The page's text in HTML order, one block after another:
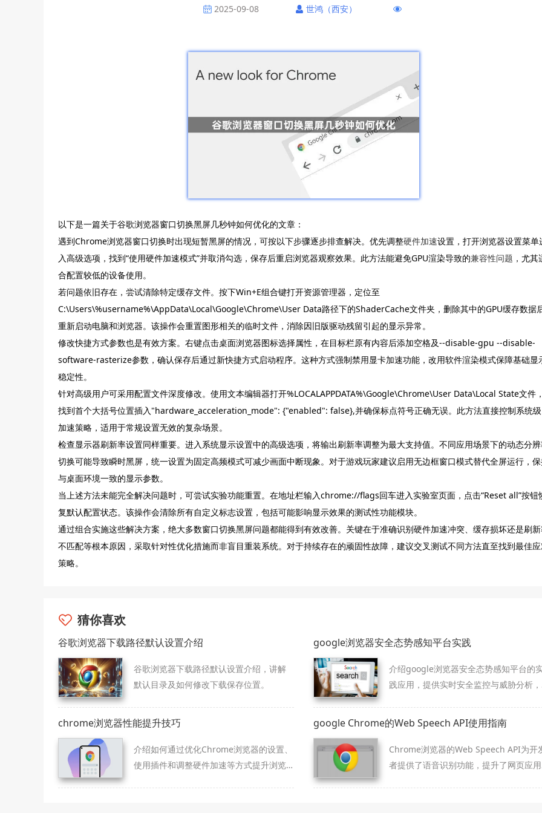
2025-09-08 世鸿（西安）
以下是一篇关于谷歌浏览器窗口切换黑屏几秒钟如何优化的文章：
遇到Chrome浏览器窗口切换时出现短暂黑屏的情况，可按以下步骤逐步排查解决。优先调整硬件加速设置，打开浏览器设置菜单
入高级选项，找到“使用硬件加速模式”并取消勾选，保存后重启浏览器观察效果。此方法能避免GPU渲染导致的兼容性问题 ，尤其
合配置较低的设备使用。
若问题依旧存在，尝试清除特定缓存文件。按下Win+E组合键打开资源管理器，定位至
C:\Users\%username%\AppData\Local\Google\Chrome\User Data路径下的ShaderCache文件夹，删除其中的GPU缓存数据
重新启动电脑和浏览器。该操作会重置图形相关的临时文件，消除因旧版驱动残留引起的显示异常。
修改快捷方式参数也是有效方案。右键点击桌面浏览器图标选择属性，在目标栏原有内容后添加空格及--disable-gpu --disable-
software-rasterize参数，确认保存后通过新快捷方式启动程序。这种方式强制禁用显卡加速功能，改用软件渲染模式保障基础显
稳定性。
针对高级用户可采用配置文件深度修改。使用文本编辑器打开%LOCALAPPDATA%\Google\Chrome\User Data\Local State文件，
找到首个大括号位置插入"hardware_acceleration_mode": {"enabled": false},并确保标点符号正确无误。此方法直接控制系统级
加速策略，适用于常规设置无效的复杂场景。
检查显示器刷新率设置同样重要。进入系统显示设置中的高级选项，将输出刷新率调整为最大支持值。不同应用场景下的动态分
切换可能导致瞬时黑屏，统一设置为固定高频模式可减少画面中断现象。对于游戏玩家建议启用无边框窗口模式替代全屏运行，
与桌面环境一致的显示参数。
当上述方法未能完全解决问题时，可尝试实验功能重置。在地址栏输入chrome://flags回车进入实验室页面，点击“Reset all”按钮
复默认配置状态。该操作会清除所有自定义标志设置，包括可能影响显示效果的测试性功能模块。
通过组合实施这些解决方案，绝大多数窗口切换黑屏问题都能得到有效改善。关键在于准确识别硬件加速冲突、缓存损坏还是刷
不匹配等根本原因，采取针对性优化措施而非盲目重装系统。对于持续存在的顽固性故障，建议交叉测试不同方法直至找到最佳
策略。
猜你喜欢
谷歌浏览器下载路径默认设置介绍
谷歌浏览器下载路径默认设置介绍，讲解
默认目录及如何修改下载保存位置。
google浏览器安全态势感知平台实践
介绍google浏览器安全态势感知平台的
践应用，提供实时安全监控与威胁分析，
chrome浏览器性能提升技巧
介绍如何通过优化Chrome浏览器的设置、
使用插件和调整硬件加速等方式提升浏览
google Chrome的Web Speech API使用指南
Chrome浏览器的Web Speech API为开
者提供了语音识别功能，提升了网页应用